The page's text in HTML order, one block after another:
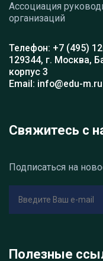
Ассоциация
организаций
Телефон: +7 (495)
129344, г. Москва,
корпус 3
Email: info@edu-m.ru
Свяжитесь с
Подписаться на
Полезные